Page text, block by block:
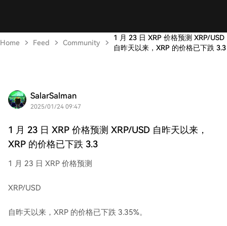
Home Feed Community
1 月 23 日 XRP 价格预测 XRP/USD
自昨天以来，XRP 的价格已下跌 3.3
SalarSalman
2025/01/24 09:47
1 月 23 日 XRP 价格预测 XRP/USD 自昨天以来，
XRP 的价格已下跌 3.3
1 月 23 日 XRP 价格预测
XRP/USD
自昨天以来，XRP 的价格已下跌 3.35%。